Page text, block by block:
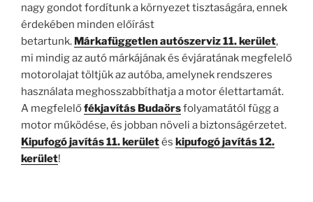
nagy gondot fordítunk a környezet tisztaságára, ennek
érdekében minden előírást
betartunk. Márkafüggetlen autószerviz 11. kerület,
mi mindig az autó márkájának és évjáratának megfelelő
motorolajat töltjük az autóba, amelynek rendszeres
használata meghosszabbíthatja a motor élettartamát.
A megfelelőfékjavítás Budaörsfolyamatától függ a
motor működése, és jobban növeli a biztonságérzetet.
Kipufogó javítás 11. kerületés kipufogó javítás 12.
kerület!